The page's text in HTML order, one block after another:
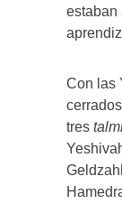
estaban
Con las
tres